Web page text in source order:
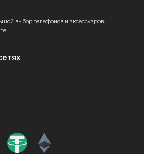
выбор телефонов и аксессуаров.